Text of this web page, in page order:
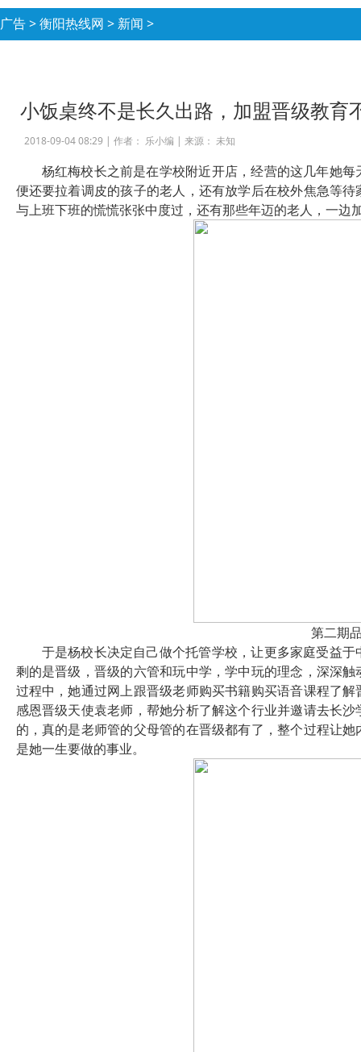
广告>衡阳热线网 > 新闻 >
小饭桌终不是长久出路，加盟晋级教育
2018-09-04 08:29 | 作者： 乐小编 | 来源： 未知
杨红梅校长之前是在学校附近开店，经营的这几年她
便还要拉着调皮的孩子的老人，还有放学后在校外焦急等
与上班下班的慌慌张张中度过，还有那些年迈的老人，一边
第二期
于是杨校长决定自己做个托管学校，让更多家庭受益
剩的是晋级，晋级的六管和玩中学，学中玩的理念，深深
过程中，她通过网上跟晋级老师购买书籍购买语音课程了
感恩晋级天使袁老师，帮她分析了解这个行业并邀请去长
的，真的是老师管的父母管的在晋级都有了，整个过程让
是她一生要做的事业。